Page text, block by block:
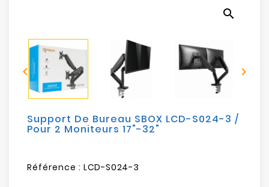
Sécurité
Mobilités
Loisirs
search
 
Support De Bureau SBOX LCD-S024-3 /
Pour 2 Moniteurs 17"-32"
Référence : LCD-S024-3